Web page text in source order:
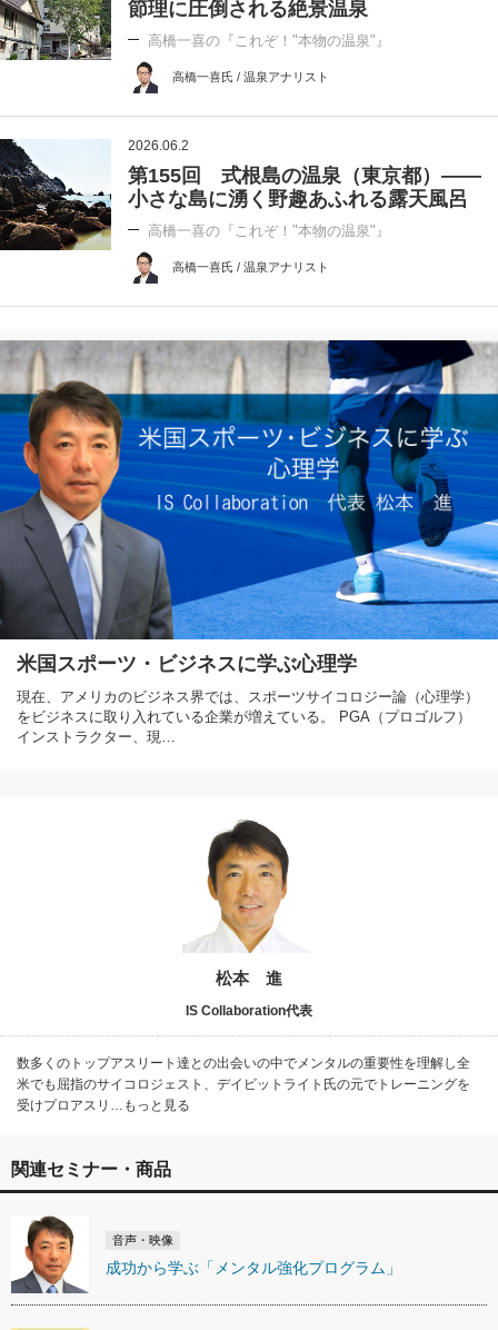
節理に圧倒される絶景温泉
高橋一喜の『これぞ！"本物の温泉"』
高橋一喜氏 / 温泉アナリスト
2026.06.2
第155回 式根島の温泉（東京都）――
小さな島に湧く野趣あふれる露天風呂
高橋一喜の『これぞ！"本物の温泉"』
高橋一喜氏 / 温泉アナリスト
米国スポーツ・ビジネスに学ぶ心理学
現在、アメリカのビジネス界では、スポーツサイコロジー論（心理学）
をビジネスに取り入れている企業が増えている。 PGA（プロゴルフ）
インストラクター、現…
松本 進
IS Collaboration代表
数多くのトップアスリート達との出会いの中でメンタルの重要性を理解し全
米でも屈指のサイコロジェスト、デイビットライト氏の元でトレーニングを
受けプロアスリ…もっと見る
関連セミナー・商品
音声・映像
成功から学ぶ「メンタル強化プログラム」